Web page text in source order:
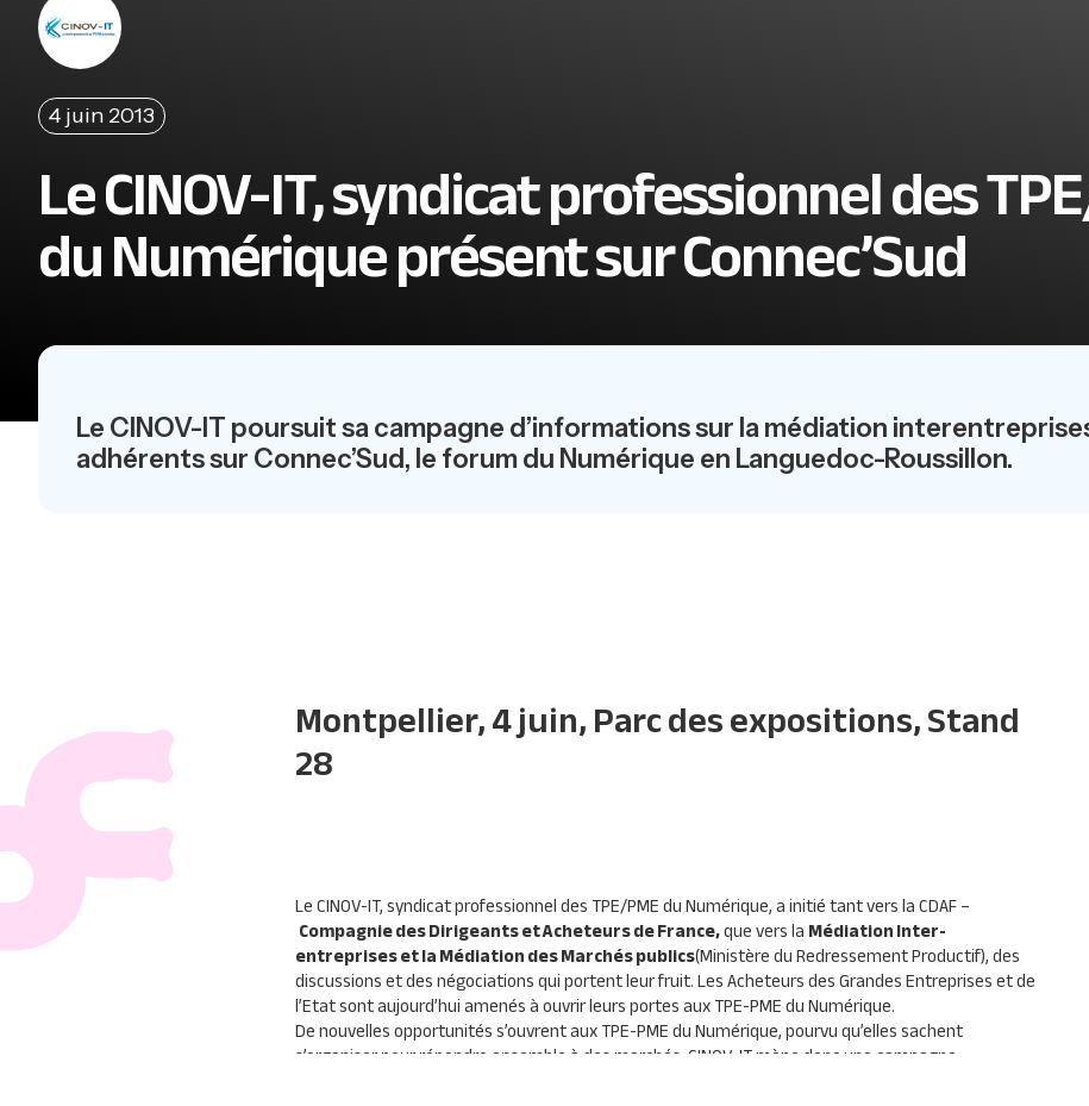
4 juin 2013
Le CINOV-IT, syndicat professionnel des
du Numérique présent sur Connec’Sud
Le CINOV-IT poursuit sa campagne d’informations sur la médiation
adhérents sur Connec’Sud, le forum du Numérique en Languedoc-Roussillon.
Montpellier, 4 juin, Parc des expositions, Stand
28
LeCINOV-IT, syndicat professionnel desTPE/PME du Numérique, a initié tant vers laCDAF–
Compagnie des Dirigeants et Acheteurs de France,que vers laMédiation Inter-
entreprises et la Médiation des Marchés publics(Ministère du Redressement Productif), des
discussions et des négociations qui portent leur fruit. Les Acheteurs des Grandes Entreprises et de
l’Etat sont aujourd’hui amenés à ouvrir leurs portes auxTPE-PMEdu Numérique.
De nouvelles opportunités s’ouvrent auxTPE-PMEdu Numérique, pourvu qu’elles sachent
s’organiser pour répondre ensemble à des marchés. CINOV-IT mène donc une campagne